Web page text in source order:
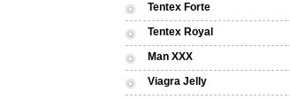
Tentex Forte
Tentex Royal
Man XXX
Viagra Jelly